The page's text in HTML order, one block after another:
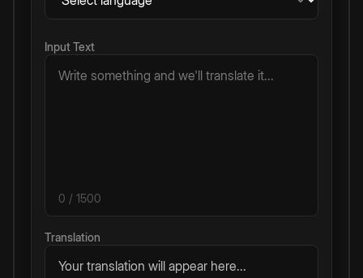
Input Text
0 / 1500
Translation
Your translation will appear here...